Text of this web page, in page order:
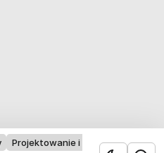
Projektowanie i badania